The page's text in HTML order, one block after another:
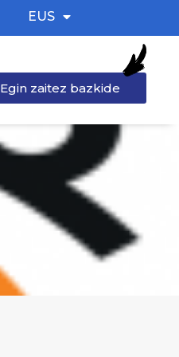
EUS
Egin zaitez bazkide